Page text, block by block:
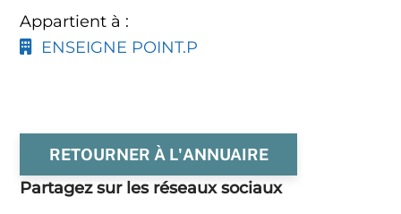
Appartient à :
ENSEIGNE POINT.P
RETOURNER À L'ANNUAIRE
Partagez sur les réseaux sociaux